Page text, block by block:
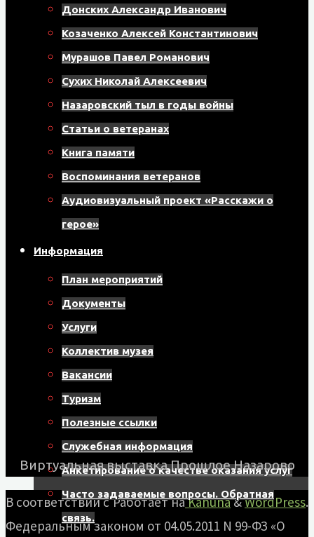
Донских Александр Иванович
Козаченко Алексей Константинович
Мурашов Павел Романович
Сухих Николай Алексеевич
Назаровский тыл в годы войны
Статьи о ветеранах
Книга памяти
Воспоминания ветеранов
Аудиовизуальный проект «Расскажи о
герое»
Информация
План мероприятий
Документы
Услуги
Коллектив музея
Вакансии
Туризм
Полезные ссылки
Служебная информация
Анкетирование о качестве оказания услуг
Часто задаваемые вопросы. Обратная
связь.
Виртуальная выставка Прошлое Назарово
Работает наKahuna&WordPress.
В соответствии с
Федеральным законом от 04.05.2011 N 99-ФЗ «О